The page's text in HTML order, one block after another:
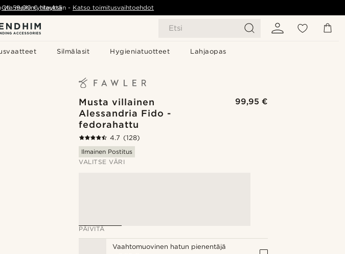
Etsi
Silmälasit Hygieniatuotteet Lahjaopas
yli 59,00 €tilauksiin - Katso toimitusvaihtoehdot
Ota meihin yhteyttä
Musta villainen
Alessandria Fido -
fedorahattu
99,95 €
4.7 (128)
Ilmainen Postitus
VALITSE VÄRI
PÄIVITÄ
Vaahtomuovinen hatun pienentäjä